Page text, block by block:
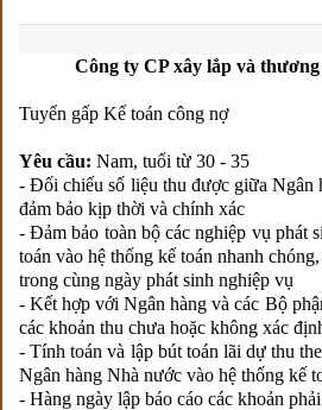
Công ty CP xây lắp và
Tuyển gấp Kế toán công nợ
Yêu cầu: Nam, tuổi từ 30 - 35
- Đối chiếu số liệu thu được giữa Ngân
đảm bảo kịp thời và chính xác
- Đảm bảo toàn bộ các nghiệp vụ phát
toán vào hệ thống kế toán nhanh
trong cùng ngày phát sinh nghiệp vụ
- Kết hợp với Ngân hàng và các Bộ
các khoản thu chưa hoặc không xác
- Tính toán và lập bút toán lãi dự thu
Ngân hàng Nhà nước vào hệ thống kế
- Hàng ngày lập báo cáo các khoản